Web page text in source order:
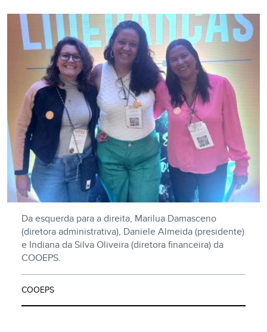
Da esquerda para a direita, Marilua Damasceno
(diretora administrativa), Daniele Almeida (presidente)
e Indiana da Silva Oliveira (diretora financeira) da
COOEPS.
COOEPS